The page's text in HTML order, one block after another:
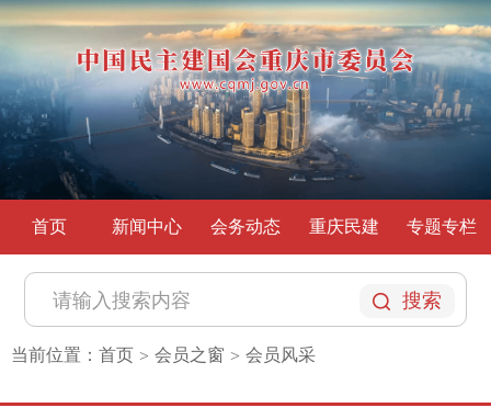
首页 新闻中心 会务动态 重庆民建 专题专栏
搜索
当前位置： 首页 > 会员之窗 > 会员风采